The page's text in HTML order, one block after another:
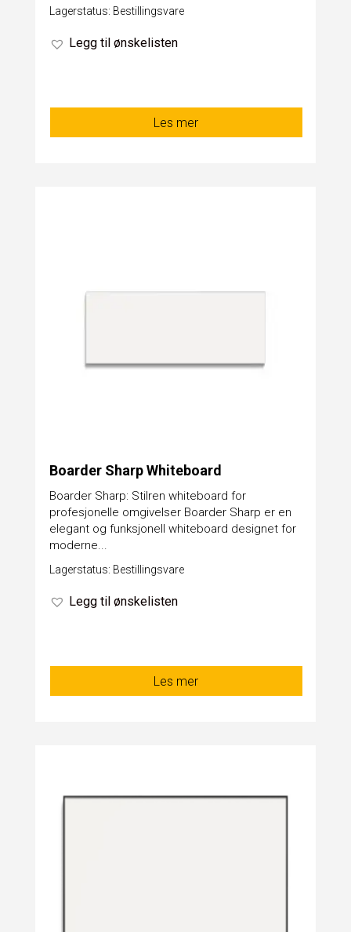
Lagerstatus: Bestillingsvare
Legg til ønskelisten
Les mer
Boarder Sharp Whiteboard
Boarder Sharp: Stilren whiteboard for
profesjonelle omgivelser Boarder Sharp er en
elegant og funksjonell whiteboard designet for
moderne...
Lagerstatus: Bestillingsvare
Legg til ønskelisten
Les mer